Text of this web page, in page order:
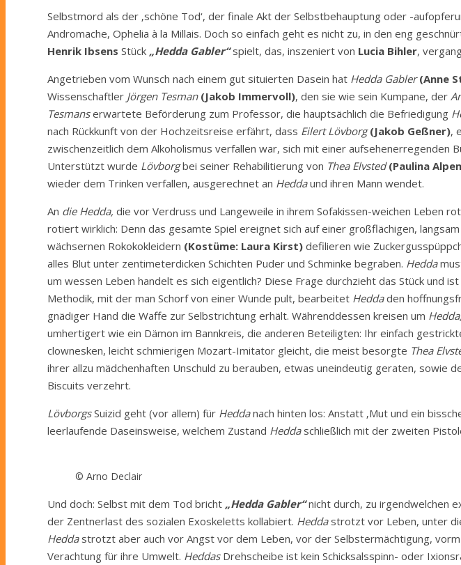
Selbstmord als der ‚schöne Tod‘, der finale Akt der Selbstbehauptung oder -
Andromache, Ophelia à la Millais. Doch so einfach geht es nicht zu, in den eng
Henrik Ibsens Stück „Hedda Gabler“spielt, das, inszeniert von Lucia Bihler,
Angetrieben vom Wunsch nach einem gut situierten Dasein hat Hedda Gabler(Anne
Wissenschaftler Jörgen Tesman(Jakob Immervoll), den sie wie sein Kumpane, der
Tesmanserwartete Beförderung zum Professor, die hauptsächlich die Befriedigung
nach Rückkunft von der Hochzeitsreise erfährt, dass Eilert Lövborg(Jakob Geßner),
zwischenzeitlich dem Alkoholismus verfallen war, sich mit einer aufsehenerregenden
Unterstützt wurde Lövborgbei seiner Rehabilitierung von Thea Elvsted(Paulina
wieder dem Trinken verfallen, ausgerechnet an Heddaund ihren Mann wendet.
An die Hedda, die vor Verdruss und Langeweile in ihrem Sofakissen-weichen Leben
rotiert wirklich: Denn das gesamte Spiel ereignet sich auf einer großflächigen,
wächsernen Rokokokleidern (Kostüme: Laura Kirst) defilieren wie
alles Blut unter zentimeterdicken Schichten Puder und Schminke begraben. Hedda
um wessen Leben handelt es sich eigentlich? Diese Frage durchzieht das Stück und ist
Methodik, mit der man Schorf von einer Wunde pult, bearbeitet Heddaden
gnädiger Hand die Waffe zur Selbstrichtung erhält. Währenddessen kreisen um Hedda,
umhertigert wie ein Dämon im Bannkreis, die anderen Beteiligten: Ihr einfach
clownesken, leicht schmierigen Mozart-Imitator gleicht, die meist besorgte Thea
ihrer allzu mädchenhaften Unschuld zu berauben, etwas uneindeutig geraten, sowie
Biscuits verzehrt.
LövborgsSuizid geht (vor allem) für Heddanach hinten los: Anstatt ‚Mut und ein
leerlaufende Daseinsweise, welchem Zustand Heddaschließlich mit der zweiten
© Arno Declair
Und doch: Selbst mit dem Tod bricht „Hedda Gabler“nicht durch, zu irgendwelchen
der Zentnerlast des sozialen Exoskeletts kollabiert. Heddastrotzt vor Leben, unter
Heddastrotzt aber auch vor Angst vor dem Leben, vor der Selbstermächtigung,
Verachtung für ihre Umwelt. HeddasDrehscheibe ist kein Schicksalsspinn- oder